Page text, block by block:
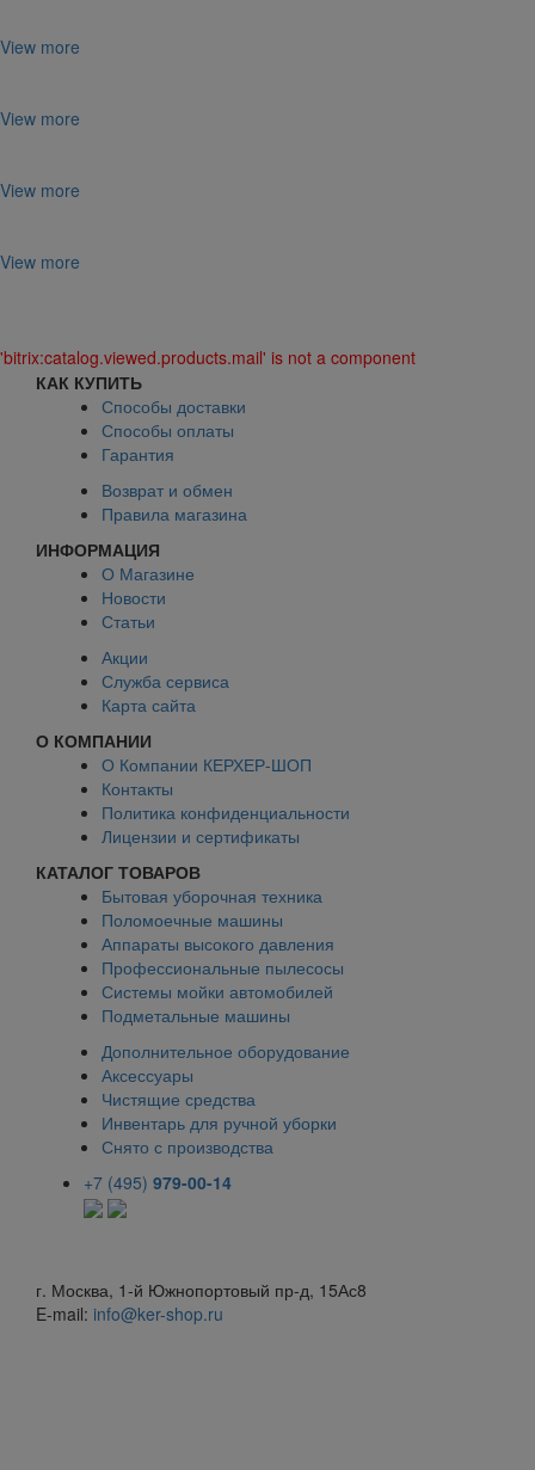
View more
View more
View more
View more
'bitrix:catalog.viewed.products.mail' is not a component
КАК КУПИТЬ
Способы доставки
Способы оплаты
Гарантия
Возврат и обмен
Правила магазина
ИНФОРМАЦИЯ
О Магазине
Новости
Статьи
Акции
Служба сервиса
Карта сайта
О КОМПАНИИ
О Компании КЕРХЕР-ШОП
Контакты
Политика конфиденциальности
Лицензии и сертификаты
КАТАЛОГ ТОВАРОВ
Бытовая уборочная техника
Поломоечные машины
Аппараты высокого давления
Профессиональные пылесосы
Системы мойки автомобилей
Подметальные машины
Дополнительное оборудование
Аксессуары
Чистящие средства
Инвентарь для ручной уборки
Снято с производства
+7 (495) 979-00-14
г. Москва, 1-й Южнопортовый пр-д, 15Ас8
E-mail: info@ker-shop.ru